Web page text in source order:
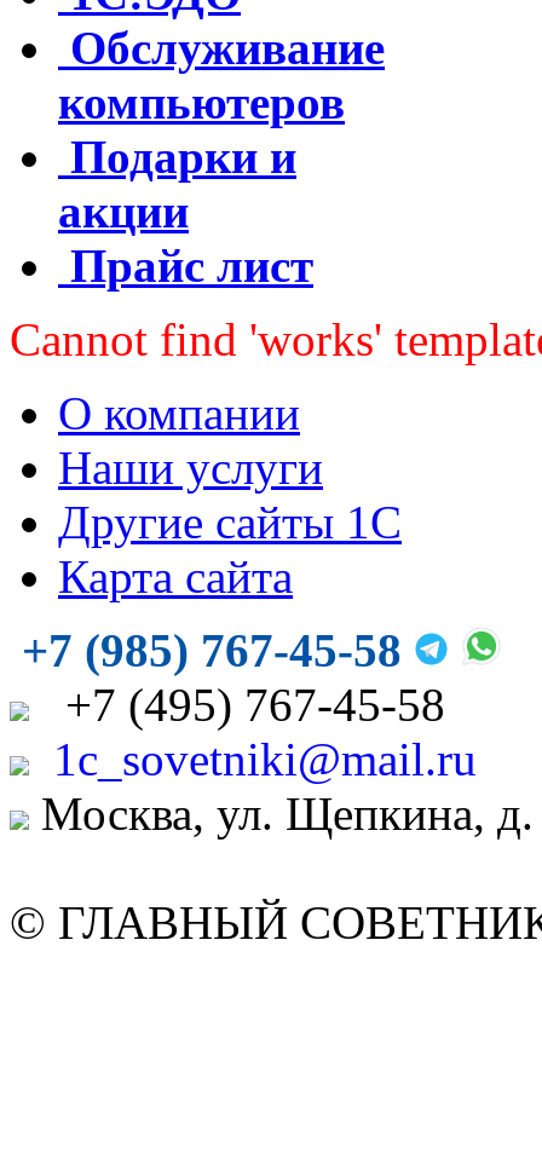
Обслуживание
компьютеров
Подарки и
акции
Прайс лист
Cannot find 'works'
О компании
Наши услуги
Другие сайты 1С
Карта сайта
+7 (985) 767-45-58
+7 (495) 767-45-58
1c_sovetniki@mail.ru
Москва, ул. Щепкина,
© ГЛАВНЫЙ СОВЕТНИК.